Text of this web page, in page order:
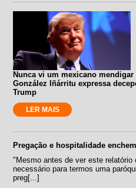
Nunca vi um mexicano
González Iñárritu expressa
Trump
LER MAIS
Pregação e hospitalidade
"Mesmo antes de ver este relatório
necessário para termos uma
preg[...]